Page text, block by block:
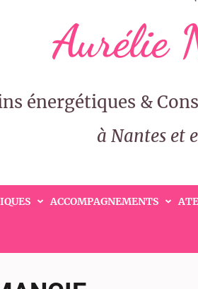
Aurélie
énergétiques &
à Nantes et
ACCOMPAGNEMENTS